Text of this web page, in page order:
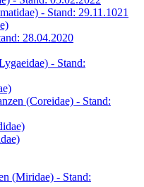
- Stand: 29.11.1021
28.04.2020
- Stand:
(Coreidae) - Stand:
(Miridae) - Stand: